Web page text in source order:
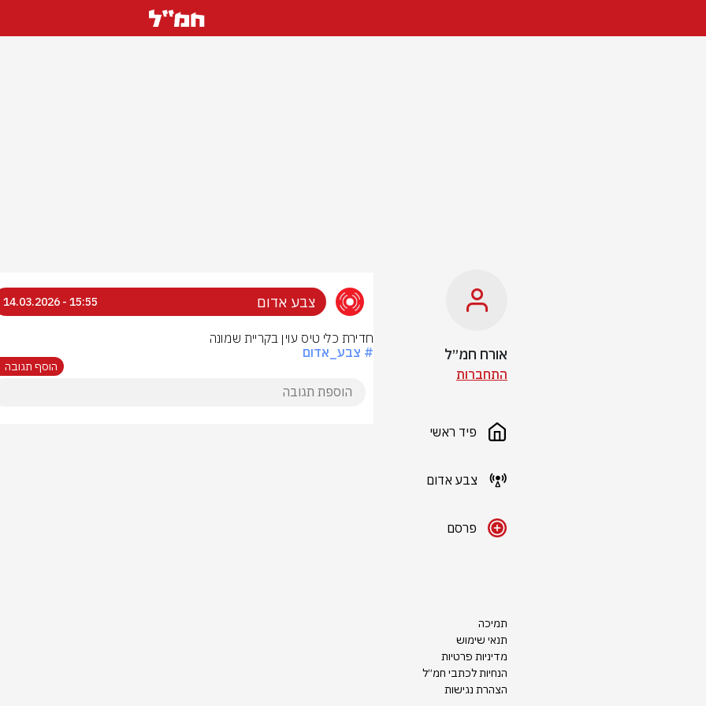
אורח חמ״ל
התחברות
פיד ראשי
צבע אדום
פרסם
תמיכה
תנאי שימוש
מדיניות פרטיות
הנחיות לכתבי חמ״ל
הצהרת נגישות
צבע אדום 15:55 - 14.03.2026
חדירת כלי טיס עוין בקריית שמונה
# צבע_אדום
הוסף תגובה